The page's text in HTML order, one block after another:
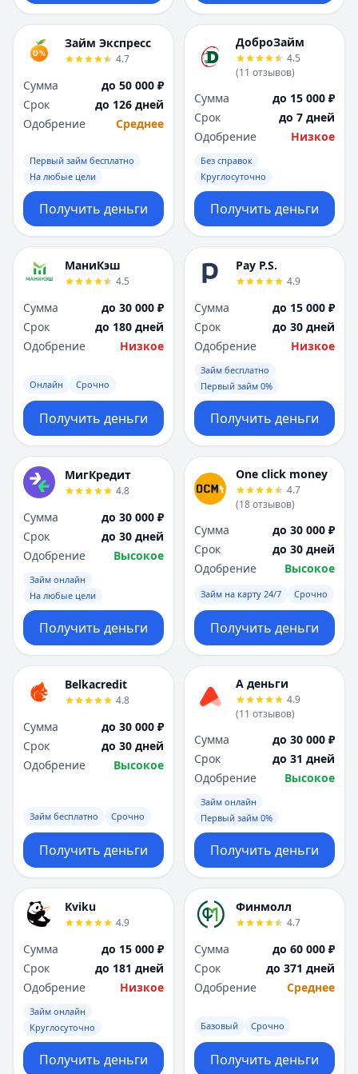
Займ Экспресс
4.7
Сумма
до 50 000 ₽
Срок
до 126 дней
Одобрение
Среднее
Первый займ бесплатно
На любые цели
Получить деньги
ДоброЗайм
4.5
(11 отзывов)
Сумма
до 15 000 ₽
Срок
до 7 дней
Одобрение
Низкое
Без справок
Круглосуточно
Получить деньги
МаниКэш
4.5
Сумма
до 30 000 ₽
Срок
до 180 дней
Одобрение
Низкое
Онлайн Срочно
Получить деньги
Pay P.S.
4.9
Сумма
до 15 000 ₽
Срок
до 30 дней
Одобрение
Низкое
Займ бесплатно
Первый займ 0%
Получить деньги
МигКредит
4.8
Сумма
до 30 000 ₽
Срок
до 30 дней
Одобрение
Высокое
Займ онлайн
На любые цели
Получить деньги
One click money
4.7
(18отзывов)
Сумма
до 30 000 ₽
Срок
до 30 дней
Одобрение
Высокое
Займ на карту 24/7 Срочно
Получить деньги
Belkacredit
4.8
Сумма
до 30 000 ₽
Срок
до 30 дней
Одобрение
Высокое
Займ бесплатно Срочно
Получить деньги
А деньги
4.9
(11 отзывов)
Сумма
до 30 000 ₽
Срок
до 31 дней
Одобрение
Высокое
Займ онлайн
Первый займ 0%
Получить деньги
Kviku
4.9
Сумма
до 15 000 ₽
Срок
до 181 дней
Одобрение
Низкое
Займ онлайн
Круглосуточно
Получить деньги
Финмолл
4.7
Сумма
до 60 000 ₽
Срок
до 371 дней
Одобрение
Среднее
Базовый Срочно
Получить деньги